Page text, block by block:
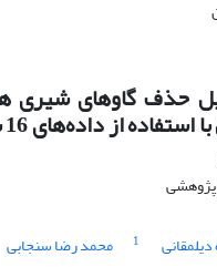
حذف گاوهای شیری
پژوهشی
1 محمد رضا سنجابی